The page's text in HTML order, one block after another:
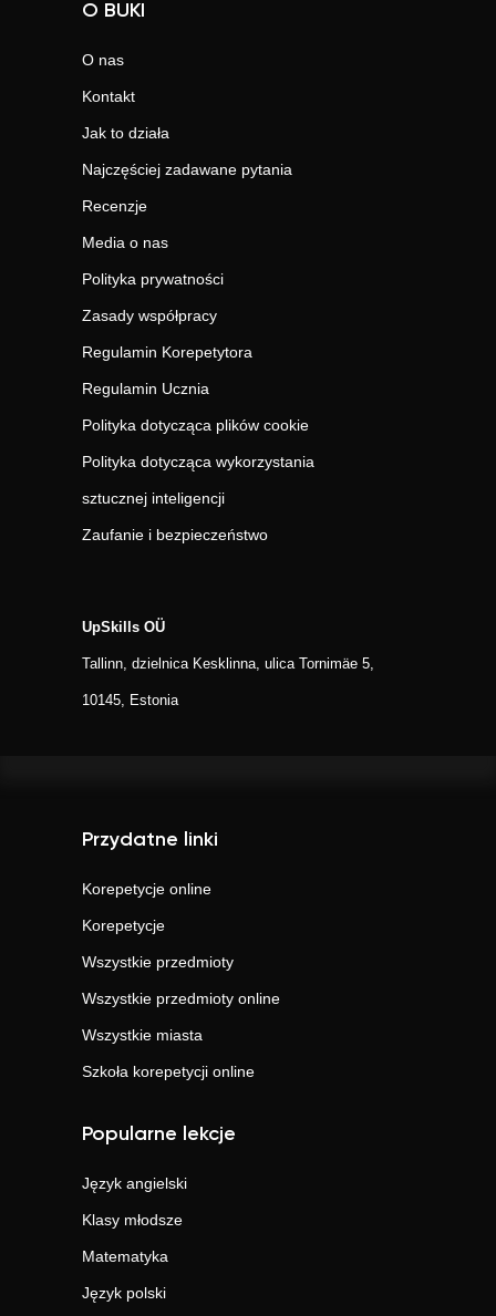
O BUKI
O nas
Kontakt
Jak to działa
Najczęściej zadawane pytania
Recenzje
Media o nas
Polityka prywatności
Zasady współpracy
Regulamin Korepetytora
Regulamin Ucznia
Polityka dotycząca plików cookie
Polityka dotycząca wykorzystania
sztucznej inteligencji
Zaufanie i bezpieczeństwo
UpSkills OÜ
Tallinn, dzielnica Kesklinna, ulica Tornimäe 5,
10145, Estonia
Przydatne linki
Korepetycje online
Korepetycje
Wszystkie przedmioty
Wszystkie przedmioty online
Wszystkie miasta
Szkoła korepetycji online
Popularne lekcje
Język angielski
Klasy młodsze
Matematyka
Język polski